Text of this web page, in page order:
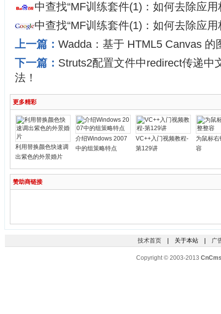
中查找“MF训练套件(1)：如何去除应
中查找“MF训练套件(1)：如何去除应
上一篇： Wadda：基于 HTML5 Canvas 的
下一篇： Struts2配置文件中redirect传递中
法！
更多精彩
利用替换颜色快速调
出紫色的外景婚片
介绍Windows 2007
中的组策略特点
VC++入门视频教程-
第129讲
为鼠标
容
赞助商链接
技术首页| 关于本站 | 广
Copyright © 2003-2013